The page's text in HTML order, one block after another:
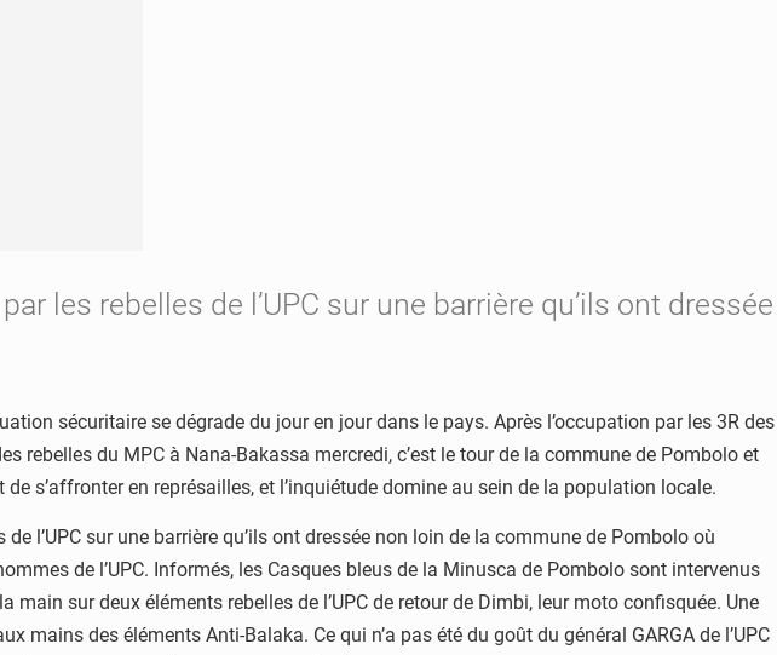
les rebelles de l’UPC sur une barrière qu’ils ont dressée
sécuritaire se dégrade du jour en jour dans le pays. Après l’occupation par les 3R des
du MPC à Nana-Bakassa mercredi, c’est le tour de la commune de Pombolo et
s’affronter en représailles, et l’inquiétude domine au sein de la population locale.
l’UPC sur une barrière qu’ils ont dressée non loin de la commune de Pombolo où
de l’UPC. Informés, les Casques bleus de la Minusca de Pombolo sont intervenus
sur deux éléments rebelles de l’UPC de retour de Dimbi, leur moto confisquée. Une
des éléments Anti-Balaka. Ce qui n’a pas été du goût du général GARGA de l’UPC